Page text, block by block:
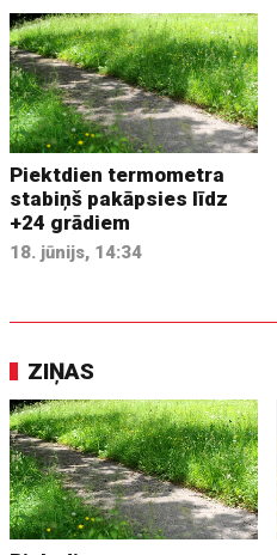
Piektdien termometra
stabiņš pakāpsies līdz
+24 grādiem
18. jūnijs, 14:34
ZIŅAS